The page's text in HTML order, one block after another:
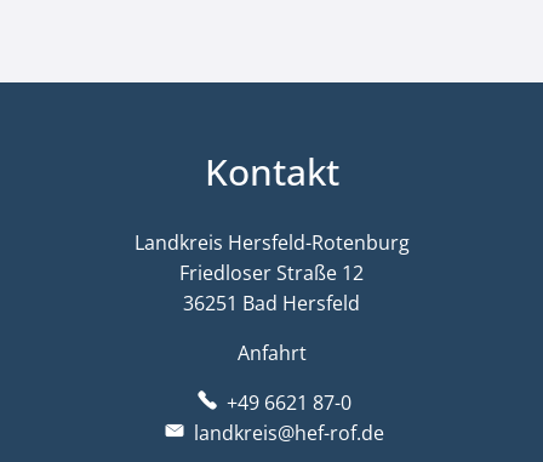
Kontakt
Landkreis Hersfeld-Rotenburg
Friedloser Straße 12
36251 Bad Hersfeld
Anfahrt
+49 6621 87-0
landkreis@hef-rof.de